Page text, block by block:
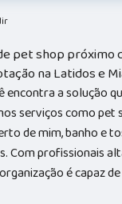
pet shop próximo
na Latidos e
encontra a solução
serviços como pet
de mim, banho e
Com profissionais
é capaz